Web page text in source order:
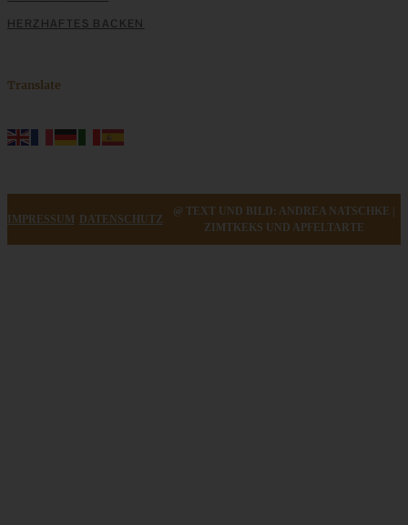
HERZHAFTES BACKEN
Translate
IMPRESSUM DATENSCHUTZ
@ TEXT UND BILD: ANDREA NATSCHKE |
ZIMTKEKS UND APFELTARTE